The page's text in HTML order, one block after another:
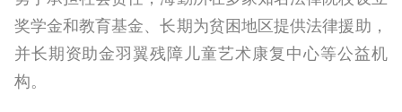
奖学金和教育基金、长期为贫困地区提供法律援助，
并长期资助金羽翼残障儿童艺术康复中心等公益机
构。